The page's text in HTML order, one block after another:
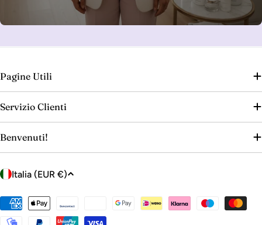
Pagine Utili
Servizio Clienti
Benvenuti!
P
Italia (EUR €)
Metodi
di